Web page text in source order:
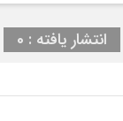
انتشار یافته : 0